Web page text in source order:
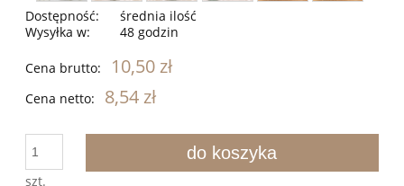
Dostępność:
średnia ilość
Wysyłka w:
48 godzin
Cena brutto: 10,50 zł
Cena netto: 8,54 zł
szt.
do koszyka